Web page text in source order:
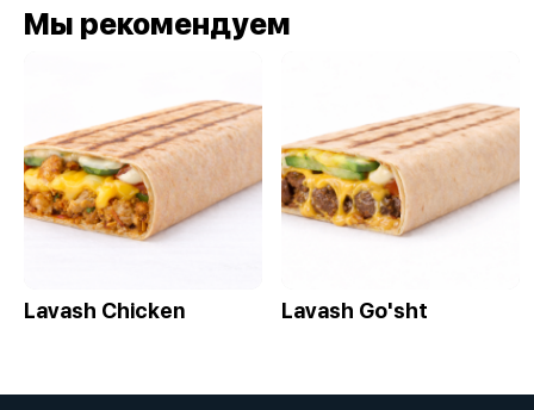
Мы рекомендуем
Lavash Chicken Lavash Go'sht